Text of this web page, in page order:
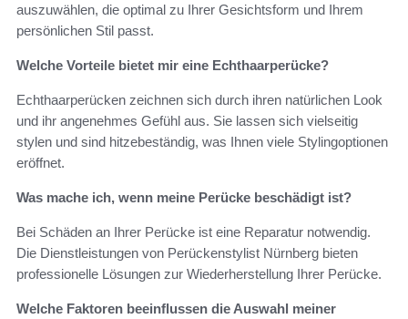
auszuwählen, die optimal zu Ihrer Gesichtsform und Ihrem
persönlichen Stil passt.
Welche Vorteile bietet mir eine Echthaarperücke?
Echthaarperücken zeichnen sich durch ihren natürlichen Look
und ihr angenehmes Gefühl aus. Sie lassen sich vielseitig
stylen und sind hitzebeständig, was Ihnen viele Stylingoptionen
eröffnet.
Was mache ich, wenn meine Perücke beschädigt ist?
Bei Schäden an Ihrer Perücke ist eine Reparatur notwendig.
Die Dienstleistungen von Perückenstylist Nürnberg bieten
professionelle Lösungen zur Wiederherstellung Ihrer Perücke.
Welche Faktoren beeinflussen die Auswahl meiner